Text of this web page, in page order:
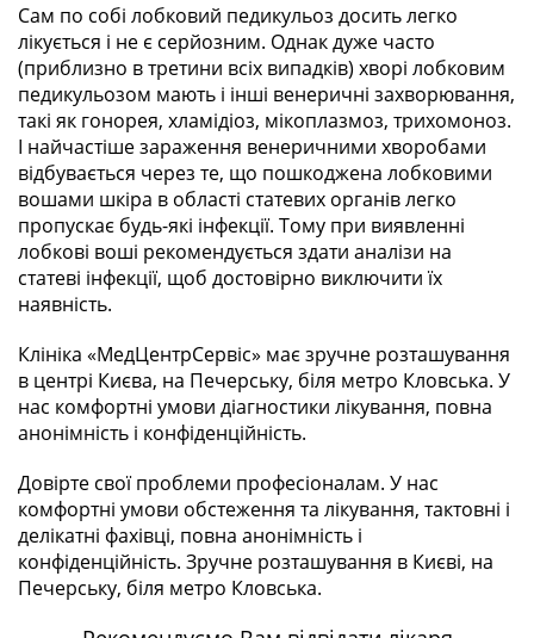
Сам по собі лобковий педикульоз досить легко
лікується і не є серйозним. Однак дуже часто
(приблизно в третини всіх випадків) хворі лобковим
педикульозом мають і інші венеричні захворювання,
такі як гонорея, хламідіоз, мікоплазмоз, трихомоноз.
І найчастіше зараження венеричними хворобами
відбувається через те, що пошкоджена лобковими
вошами шкіра в області статевих органів легко
пропускає будь-які інфекції. Тому при виявленні
лобкові воші рекомендується здати аналізи на
статеві інфекції, щоб достовірно виключити їх
наявність.
Клініка «МедЦентрСервіс» має зручне розташування
в центрі Києва, на Печерську, біля метро Кловська. У
нас комфортні умови діагностики лікування, повна
анонімність і конфіденційність.
Довірте свої проблеми професіоналам. У нас
комфортні умови обстеження та лікування, тактовні і
делікатні фахівці, повна анонімність і
конфіденційність. Зручне розташування в Києві, на
Печерську, біля метро Кловська.